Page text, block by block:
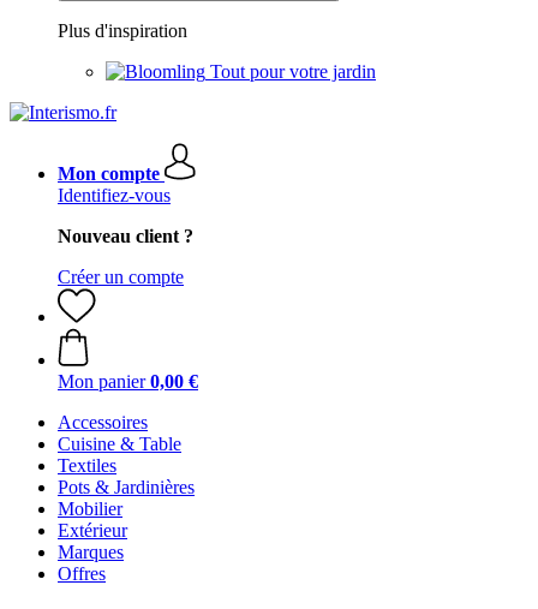
Plus d'inspiration
Tout pour votre jardin
Mon compte
Identifiez-vous
Nouveau client ?
Créer un compte
Mon panier 0,00 €
Accessoires
Cuisine & Table
Textiles
Pots & Jardinières
Mobilier
Extérieur
Marques
Offres